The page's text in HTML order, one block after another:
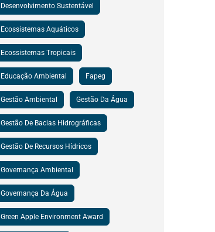
Desenvolvimento Sustentável
Ecossistemas Aquáticos
Ecossistemas Tropicais
Educação Ambiental Fapeg
Gestão Ambiental Gestão Da Água
Gestão De Bacias Hidrográficas
Gestão De Recursos Hídricos
Governança Ambiental
Governança Da Água
Green Apple Environment Award